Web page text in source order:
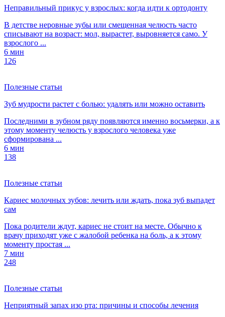
Неправильный прикус у взрослых: когда идти к ортодонту
В детстве неровные зубы или смещенная челюсть часто
списывают на возраст: мол, вырастет, выровняется само. У
взрослого ...
6 мин
126
Полезные статьи
Зуб мудрости растет с болью: удалять или можно оставить
Последними в зубном ряду появляются именно восьмерки, а к
этому моменту челюсть у взрослого человека уже
сформирована ...
6 мин
138
Полезные статьи
Кариес молочных зубов: лечить или ждать, пока зуб выпадет
сам
Пока родители ждут, кариес не стоит на месте. Обычно к
врачу приходят уже с жалобой ребенка на боль, а к этому
моменту простая ...
7 мин
248
Полезные статьи
Неприятный запах изо рта: причины и способы лечения